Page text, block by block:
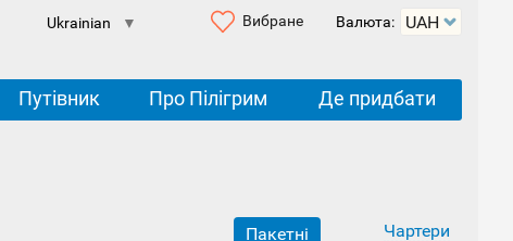
Ukrainian ▼ Вибране Валюта:
Путівник Про Пілігрим Де придбати
Пакетні Чартери